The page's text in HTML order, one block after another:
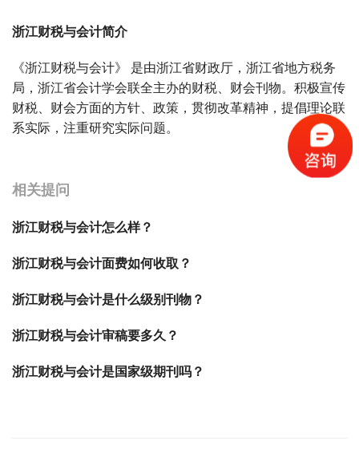
浙江财税与会计简介
《浙江财税与会计》 是由浙江省财政厅，浙江省地方税务
局，浙江省会计学会联全主办的财税、财会刊物。积极宣传
财税、财会方面的方针、政策，贯彻改革精神，提倡理论联
系实际，注重研究实际问题。
相关提问
浙江财税与会计怎么样？
浙江财税与会计面费如何收取？
浙江财税与会计是什么级别刊物？
浙江财税与会计审稿要多久？
浙江财税与会计是国家级期刊吗？